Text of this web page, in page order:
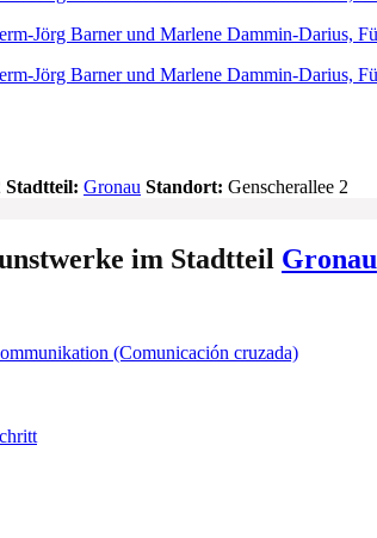
Stadtteil: Gronau Standort: Genscherallee 2
im Stadtteil Gronau
(Comunicación cruzada)